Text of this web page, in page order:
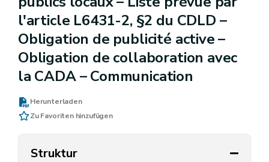
l'article L6431-2, §2 du CDLD –
Obligation de publicité active –
Obligation de collaboration avec
la CADA – Communication
Herunterladen
Zu Favoriten hinzufügen
Struktur